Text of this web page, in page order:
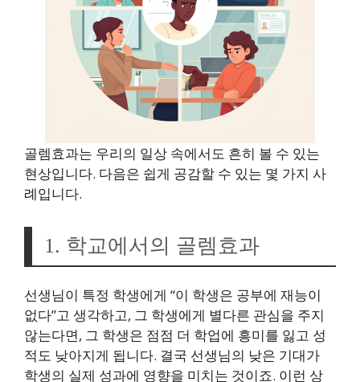
골렘효과는 우리의 일상 속에서도 흔히 볼 수 있는
현상입니다. 다음은 쉽게 공감할 수 있는 몇 가지 사
례입니다.
1. 학교에서의 골렘효과
선생님이 특정 학생에게 “이 학생은 공부에 재능이
없다”고 생각하고, 그 학생에게 별다른 관심을 주지
않는다면, 그 학생은 점점 더 학업에 흥미를 잃고 성
적도 낮아지게 됩니다. 결국 선생님의 낮은 기대가
학생의 실제 성과에 영향을 미치는 것이죠. 이런 상